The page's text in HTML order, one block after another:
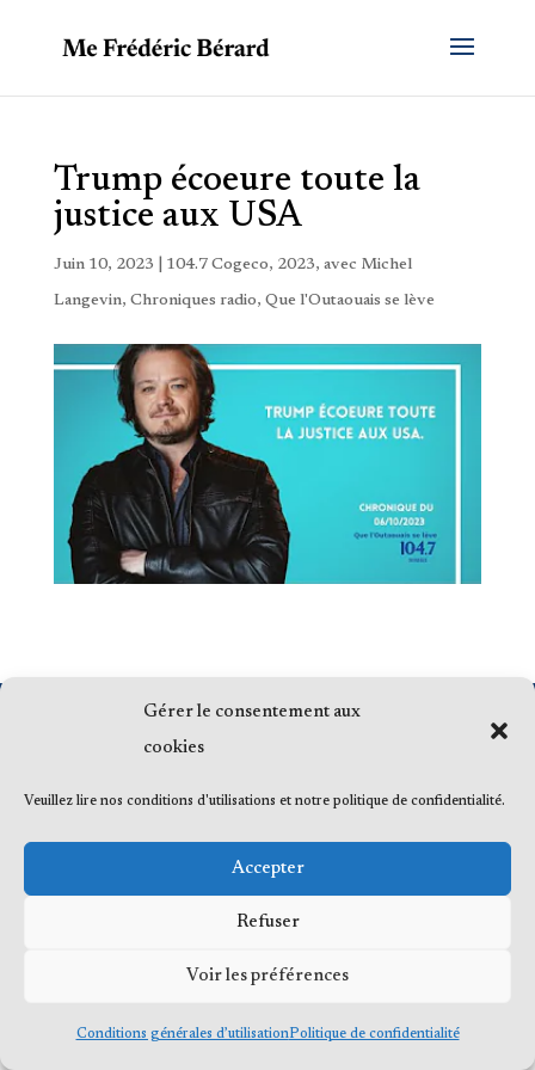
Gérer le consentement aux
cookies
Veuillez lire nos conditions d'utilisations et notre politique de confidentialité.
Accepter
Refuser
Voir les préférences
Conditions générales d’utilisationPolitique de confidentialité
Trump écoeure toute la
justice aux USA
Juin 10, 2023 104.7 Cogeco, 2023, avec Michel
Langevin, Chroniques radio, Que l'Outaouais se lève
© 2023 Me Frédéric Bérard, tous droits